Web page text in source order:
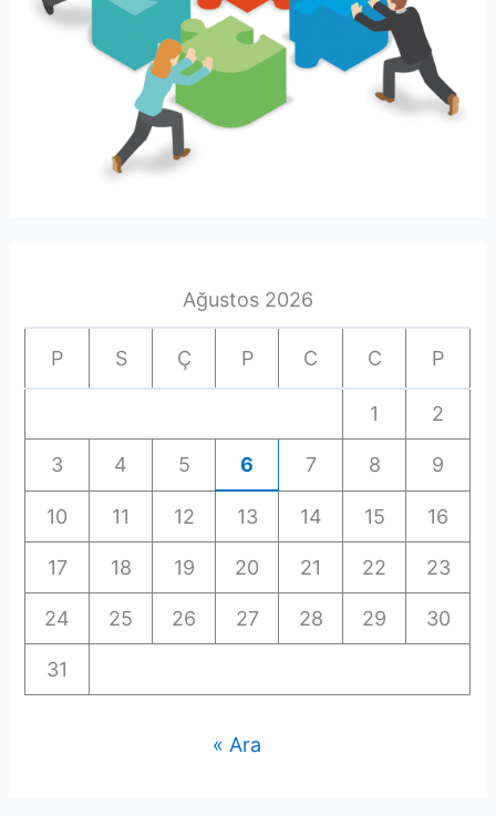
Ağustos 2026
P S Ç P C C P
1 2
3 4 5 6 7 8 9
10 11 12 13 14 15 16
17 18 19 20 21 22 23
24 25 26 27 28 29 30
31
« Ara